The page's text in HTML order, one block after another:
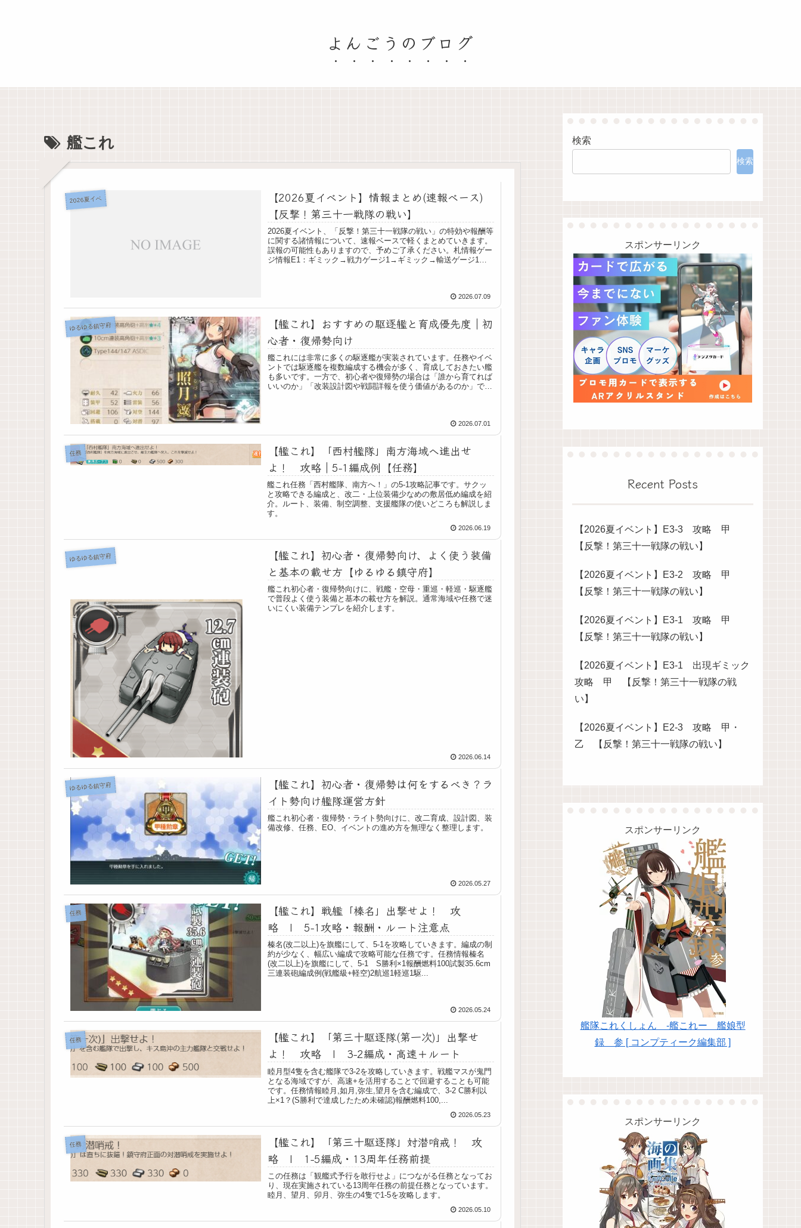
よんごうのブログ
艦これ
2026夏イベ
【2026夏イベント】情報まとめ(速報ベース)
【反撃！第三十一戦隊の戦い】
2026夏イベント、「反撃！第三十一戦隊の戦い」の特効や報酬等
に関する諸情報について、速報ベースで軽くまとめていきます。
誤報の可能性もありますので、予めご了承ください。札情報ゲー
ジ情報E1：ギミック→戦力ゲージ1→ギミック→輸送ゲージ1→
2026.07.09
ゆるゆる鎮守府
【艦これ】おすすめの駆逐艦と育成優先度｜初
心者・復帰勢向け
艦これには非常に多くの駆逐艦が実装されています。任務やイベ
ントでは駆逐艦を複数編成する機会が多く、育成しておきたい艦
も多いです。一方で、初心者や復帰勢の場合は「誰から育てれば
いいのか」「改装設計図や戦闘詳報を使う価値があるのか」で迷
2026.07.01
任務
【艦これ】「西村艦隊」南方海域へ進出せ
よ！ 攻略｜5-1編成例【任務】
艦これ任務「西村艦隊、南方へ！」の5-1攻略記事です。サクッ
と攻略できる編成と、改二・上位装備少なめの敷居低め編成を紹
介。ルート、装備、制空調整、支援艦隊の使いどころも解説しま
す。
2026.06.19
ゆるゆる鎮守府
【艦これ】初心者・復帰勢向け、よく使う装備
と基本の載せ方【ゆるゆる鎮守府】
艦これ初心者・復帰勢向けに、戦艦・空母・重巡・軽巡・駆逐艦
で普段よく使う装備と基本の載せ方を解説。通常海域や任務で迷
いにくい装備テンプレを紹介します。
2026.06.14
ゆるゆる鎮守府
【艦これ】初心者・復帰勢は何をするべき？ラ
イト勢向け艦隊運営方針
艦これ初心者・復帰勢・ライト勢向けに、改二育成、設計図、装
備改修、任務、EO、イベントの進め方を無理なく整理します。
2026.05.27
任務
【艦これ】戦艦「榛名」出撃せよ！ 攻
略 | 5-1攻略・報酬・ルート注意点
榛名(改二以上)を旗艦にして、5-1を攻略していきます。編成の制
約が少なく、幅広い編成で攻略可能な任務です。任務情報榛名
(改二以上)を旗艦にして、5-1 S勝利×1報酬燃料100試製35.6cm
三連装砲編成例(戦艦級+軽空)2航巡1軽巡1駆...
2026.05.24
任務
【艦これ】「第三十駆逐隊(第一次)」出撃せ
よ！ 攻略 | 3-2編成・高速＋ルート
睦月型4隻を含む艦隊で3-2を攻略していきます。戦艦マスが鬼門
となる海域ですが、高速+を活用することで回避することも可能
です。任務情報睦月,如月,弥生,望月を含む編成で、3-2 C勝利以
上×1？(S勝利で達成したため未確認)報酬燃料100,...
2026.05.23
任務
【艦これ】「第三十駆逐隊」対潜哨戒！ 攻
略 | 1-5編成・13周年任務前提
この任務は「観艦式予行を敢行せよ」につながる任務となってお
り、現在実施されている13周年任務の前提任務となっています。
睦月、望月、卯月、弥生の4隻で1-5を攻略します。
2026.05.10
検索
検索
スポンサーリンク
Recent Posts
【2026夏イベント】E3-3 攻略 甲
【反撃！第三十一戦隊の戦い】
【2026夏イベント】E3-2 攻略 甲
【反撃！第三十一戦隊の戦い】
【2026夏イベント】E3-1 攻略 甲
【反撃！第三十一戦隊の戦い】
【2026夏イベント】E3-1 出現ギミック
攻略 甲 【反撃！第三十一戦隊の戦
い】
【2026夏イベント】E2-3 攻略 甲・
乙 【反撃！第三十一戦隊の戦い】
スポンサーリンク
艦隊これくしょん -艦これー 艦娘型
録 参 [ コンプティーク編集部 ]
スポンサーリンク